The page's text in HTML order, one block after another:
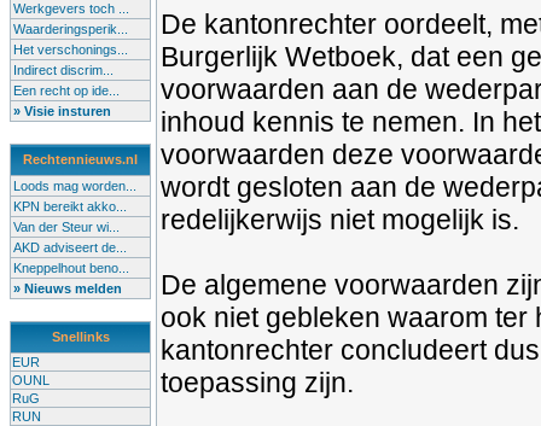
Werkgevers toch ...
Waarderingsperik...
Het verschonings...
Indirect discrim...
Een recht op ide...
» Visie insturen
Rechtennieuws.nl
Loods mag worden...
KPN bereikt akko...
Van der Steur wi...
AKD adviseert de...
Kneppelhout beno...
» Nieuws melden
Snellinks
EUR
OUNL
RuG
RUN
De kantonrechter oordeelt,
Burgerlijk Wetboek, dat een
voorwaarden aan de
inhoud kennis te nemen. In
voorwaarden deze
wordt gesloten aan de
redelijkerwijs niet mogelijk is.
De algemene voorwaarden
ook niet gebleken waarom
kantonrechter concludeert
toepassing zijn.